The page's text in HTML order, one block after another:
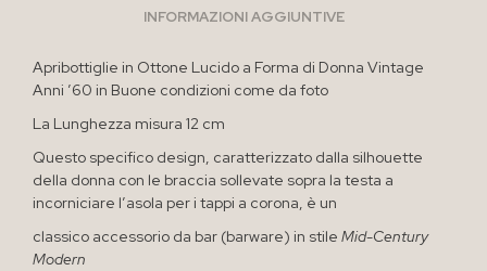
INFORMAZIONI AGGIUNTIVE
Apribottiglie in Ottone Lucido a Forma di Donna Vintage
Anni ’60 in Buone condizioni come da foto
La Lunghezza misura 12 cm
Questo specifico design, caratterizzato dalla silhouette
della donna con le braccia sollevate sopra la testa a
incorniciare l’asola per i tappi a corona, è un
classico accessorio da bar (barware) in stile Mid-Century
Modern